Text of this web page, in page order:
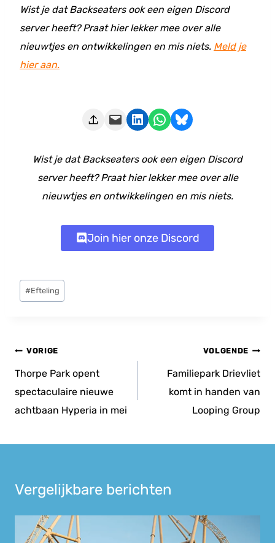
Wist je dat Backseaters ook een eigen Discord
server heeft? Praat hier lekker mee over alle
nieuwtjes en ontwikkelingen en mis niets. Meld je
hier aan.
Deze pagina e-mailen Delen op LinkedIn Delen via WhatsApp Share on Bluesky
Wist je dat Backseaters ook een eigen Discord
server heeft? Praat hier lekker mee over alle
nieuwtjes en ontwikkelingen en mis niets.
Join hier onze Discord
Bericht
tags:
#Efteling
Bericht
navigatie
VORIGE
Thorpe Park opent
spectaculaire nieuwe
achtbaan Hyperia in mei
VOLGENDE
Familiepark Drievliet
komt in handen van
Looping Group
Vergelijkbare berichten